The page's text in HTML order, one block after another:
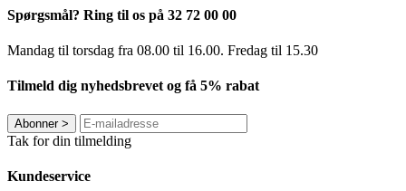
Spørgsmål? Ring til os på 32 72 00 00
Mandag til torsdag fra 08.00 til 16.00. Fredag ​​til 15.30
Tilmeld dig nyhedsbrevet og få 5% rabat
Abonner>
Tak for din tilmelding
Kundeservice